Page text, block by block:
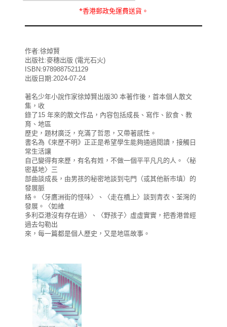
*香港郵政免運費送貨。
作者:徐焯賢
出版社:麥穗出版 (電光石火)
ISBN:9789887521129
出版日期:2024-07-24
著名少年小說作家徐焯賢出版30 本著作後，首本個人散文
集，收
錄了15 年來的散文作品，內容包括成長、寫作、飲食、教
育、地區
歷史，題材廣泛，充滿了哲思，又帶著感性。
書名為《來歷不明》正正是希望學生能夠通過閱讀，接觸日
常生活讓
自己變得有來歷，有名有姓，不做一個平平凡凡的人。〈秘
密基地〉三
部曲談成長，由男孩的秘密地談到屯門（或其他新巿填）的
發展脈
絡。〈牙鷹洲街的怪味〉、〈走在橋上〉談到青衣、荃灣的
發展。〈如維
多利亞港沒有存在過〉、〈野孩子〉虛虛實實，把香港曾經
過去勾勒出
來，每一篇都是個人歷史，又是地區故事。